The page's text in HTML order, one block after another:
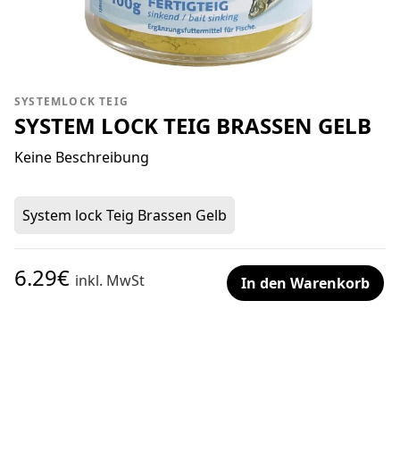
SYSTEMLOCK TEIG
SYSTEM LOCK TEIG BRASSEN GELB
Keine Beschreibung
System lock Teig Brassen Gelb
6.29€ inkl. MwSt In den Warenkorb